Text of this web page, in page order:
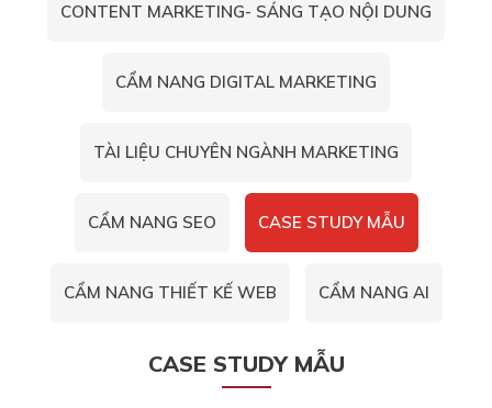
CONTENT MARKETING- SÁNG TẠO NỘI DUNG
CẨM NANG DIGITAL MARKETING
TÀI LIỆU CHUYÊN NGÀNH MARKETING
CẨM NANG SEO CASE STUDY MẪU
CẨM NANG THIẾT KẾ WEB CẨM NANG AI
CASE STUDY MẪU